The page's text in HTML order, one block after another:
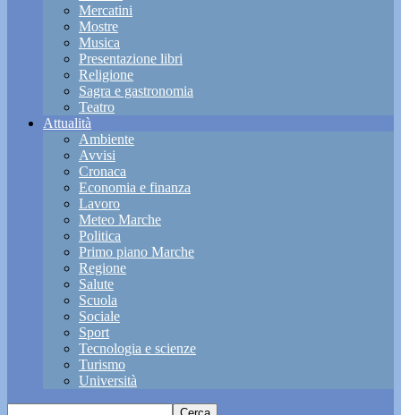
Mercatini
Mostre
Musica
Presentazione libri
Religione
Sagra e gastronomia
Teatro
Attualità
Ambiente
Avvisi
Cronaca
Economia e finanza
Lavoro
Meteo Marche
Politica
Primo piano Marche
Regione
Salute
Scuola
Sociale
Sport
Tecnologia e scienze
Turismo
Università